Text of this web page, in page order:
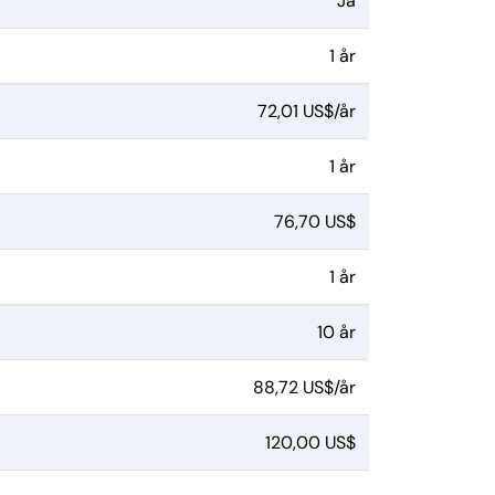
1 år
72,01 US$/år
1 år
76,70 US$
1 år
10 år
88,72 US$/år
120,00 US$